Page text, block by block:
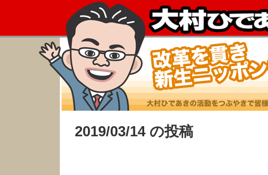
2019/03/14 の投稿